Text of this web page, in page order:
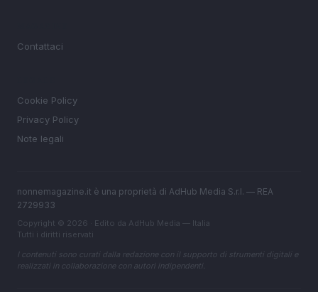
Contattaci
Cookie Policy
Privacy Policy
Note legali
nonnemagazine.it è una proprietà di AdHub Media S.r.l. — REA
2729933
Copyright © 2026 · Edito da AdHub Media — Italia
Tutti i diritti riservati
I contenuti sono curati dalla redazione con il supporto di strumenti digitali e
realizzati in collaborazione con autori indipendenti.